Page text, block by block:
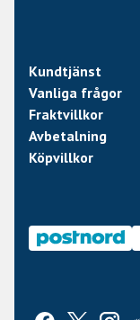
Kundtjänst
Vanliga frågor
Fraktvillkor
Avbetalning
Köpvillkor